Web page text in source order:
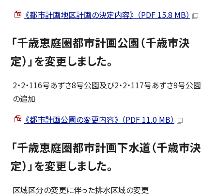
《都市計画地区計画の決定内容》 （PDF 15.8 MB）
「千歳恵庭圏都市計画公園（千歳市決
定）」を変更しました。
2・2・116号あずさ8号公園及び2・2・117号あずさ9号公園
の追加
《都市計画公園の変更内容》 （PDF 11.0 MB）
「千歳恵庭圏都市計画下水道（千歳市決
定）」を変更しました。
区域区分の変更に伴った排水区域の変更